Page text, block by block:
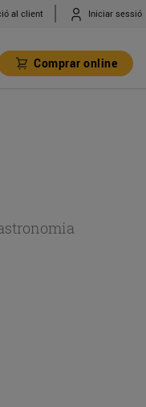
al client Iniciar sessió
Comprar online